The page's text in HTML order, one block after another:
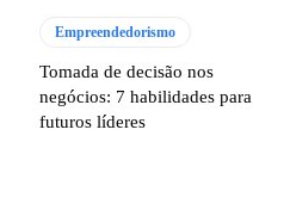
Empreendedorismo
Tomada de decisão nos
negócios: 7 habilidades para
futuros líderes